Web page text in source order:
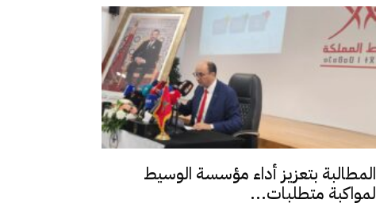
المطالبة بتعزيز أداء مؤسسة الوسيط
لمواكبة متطلبات...